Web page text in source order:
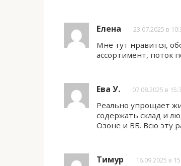
Елена 23.07.2025 в
Мне тут нравится,
ассортимент, поток
Ева У. 07.08.2025 в
Реально упрощает
содержать склад и
Озоне и ВБ. Всю эту
Тимур 16.09.2025 в